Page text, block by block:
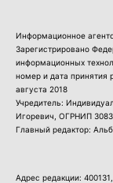
Информационное
Зарегистрировано
информационных
номер и дата принятия
августа 2018
Учредитель:
Игоревич, ОГРНИП
Главный редактор:
Адрес редакции: